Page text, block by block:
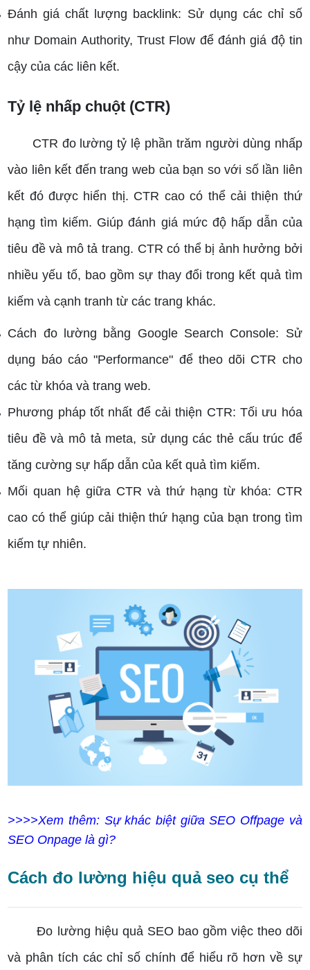
Đánh giá chất lượng backlink: Sử dụng các chỉ số
như Domain Authority, Trust Flow để đánh giá độ tin
cậy của các liên kết.
Tỷ lệ nhấp chuột (CTR)
CTR đo lường tỷ lệ phần trăm người dùng nhấp
vào liên kết đến trang web của bạn so với số lần liên
kết đó được hiển thị. CTR cao có thể cải thiện thứ
hạng tìm kiếm. Giúp đánh giá mức độ hấp dẫn của
tiêu đề và mô tả trang. CTR có thể bị ảnh hưởng bởi
nhiều yếu tố, bao gồm sự thay đổi trong kết quả tìm
kiếm và cạnh tranh từ các trang khác.
Cách đo lường bằng Google Search Console: Sử
dụng báo cáo "Performance" để theo dõi CTR cho
các từ khóa và trang web.
Phương pháp tốt nhất để cải thiện CTR: Tối ưu hóa
tiêu đề và mô tả meta, sử dụng các thẻ cấu trúc để
tăng cường sự hấp dẫn của kết quả tìm kiếm.
Mối quan hệ giữa CTR và thứ hạng từ khóa: CTR
cao có thể giúp cải thiện thứ hạng của bạn trong tìm
kiếm tự nhiên.
>>>>Xem thêm: Sự khác biệt giữa SEO Offpage và
SEO Onpage là gì?
Cách đo lường hiệu quả seo cụ thể
Đo lường hiệu quả SEO bao gồm việc theo dõi
và phân tích các chỉ số chính để hiểu rõ hơn về sự